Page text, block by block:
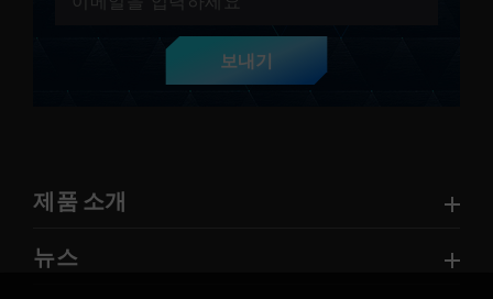
보내기
제품 소개
뉴스